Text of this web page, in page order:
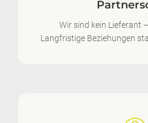
Wir sind kein Lieferant
Langfristige Beziehungen